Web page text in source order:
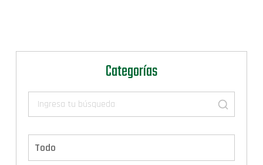
Categorías
Todo